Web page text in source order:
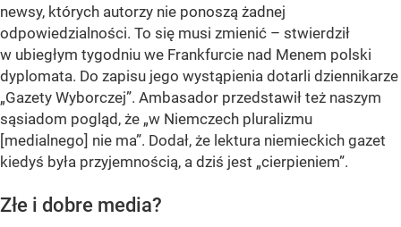
newsy, których autorzy nie ponoszą żadnej
odpowiedzialności. To się musi zmienić – stwierdził
w ubiegłym tygodniu we Frankfurcie nad Menem polski
dyplomata. Do zapisu jego wystąpienia dotarli dziennikarze
„Gazety Wyborczej”. Ambasador przedstawił też naszym
sąsiadom pogląd, że „w Niemczech pluralizmu
[medialnego] nie ma”. Dodał, że lektura niemieckich gazet
kiedyś była przyjemnością, a dziś jest „cierpieniem”.
Złe i dobre media?